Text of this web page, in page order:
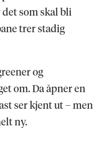
som skal bli
trer stadig
og
om. Da åpner en
ser kjent ut – men
ny.